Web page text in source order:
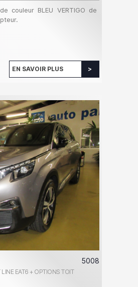
couleur BLEU VERTIGO de
EN SAVOIR PLUS
5008
EAT6 + OPTIONS TOIT